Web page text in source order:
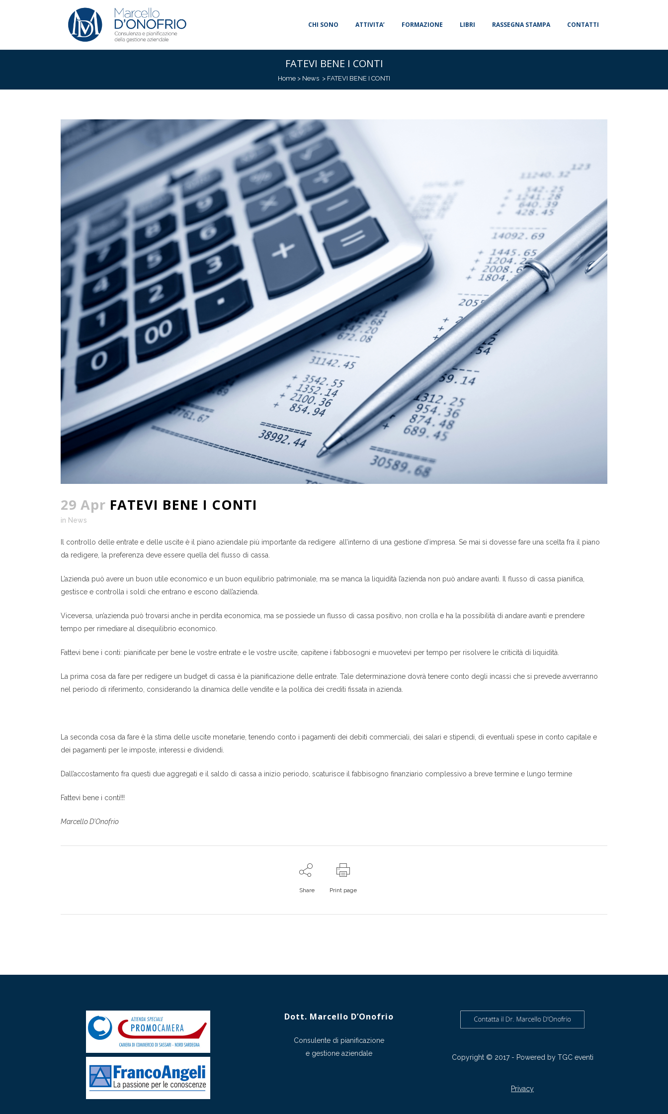
CHI SONO ATTIVITA’ FORMAZIONE LIBRI RASSEGNA STAMPA CONTATTI
FATEVI BENE I CONTI
Home > News > FATEVI BENE I CONTI
29 Apr FATEVI BENE I CONTI
in News
Il controllo delle entrate e delle uscite è il piano aziendale più importante da redigere all’interno di una gestione d’impresa. Se mai si dovesse fare una scelta fra il piano
da redigere, la preferenza deve essere quella del flusso di cassa.
L’azienda può avere un buon utile economico e un buon equilibrio patrimoniale, ma se manca la liquidità l’azienda non può andare avanti. Il flusso di cassa pianifica,
gestisce e controlla i soldi che entrano e escono dall’azienda.
Viceversa, un’azienda può trovarsi anche in perdita economica, ma se possiede un flusso di cassa positivo, non crolla e ha la possibilità di andare avanti e prendere
tempo per rimediare al disequilibrio economico.
Fattevi bene i conti: pianificate per bene le vostre entrate e le vostre uscite, capitene i fabbosogni e muovetevi per tempo per risolvere le criticità di liquidità.
La prima cosa da fare per redigere un budget di cassa è la pianificazione delle entrate. Tale determinazione dovrà tenere conto degli incassi che si prevede avverranno
nel periodo di riferimento, considerando la dinamica delle vendite e la politica dei crediti fissata in azienda.
La seconda cosa da fare è la stima delle uscite monetarie, tenendo conto i pagamenti dei debiti commerciali, dei salari e stipendi, di eventuali spese in conto capitale e
dei pagamenti per le imposte, interessi e dividendi.
Dall’accostamento fra questi due aggregati e il saldo di cassa a inizio periodo, scaturisce il fabbisogno finanziario complessivo a breve termine e lungo termine
Fattevi bene i conti!!!
Marcello D’Onofrio
Share Print page
Dott. Marcello D’Onofrio
Consulente di pianificazione
e gestione aziendale
Copyright © 2017 - Powered by TGC eventi
Privacy